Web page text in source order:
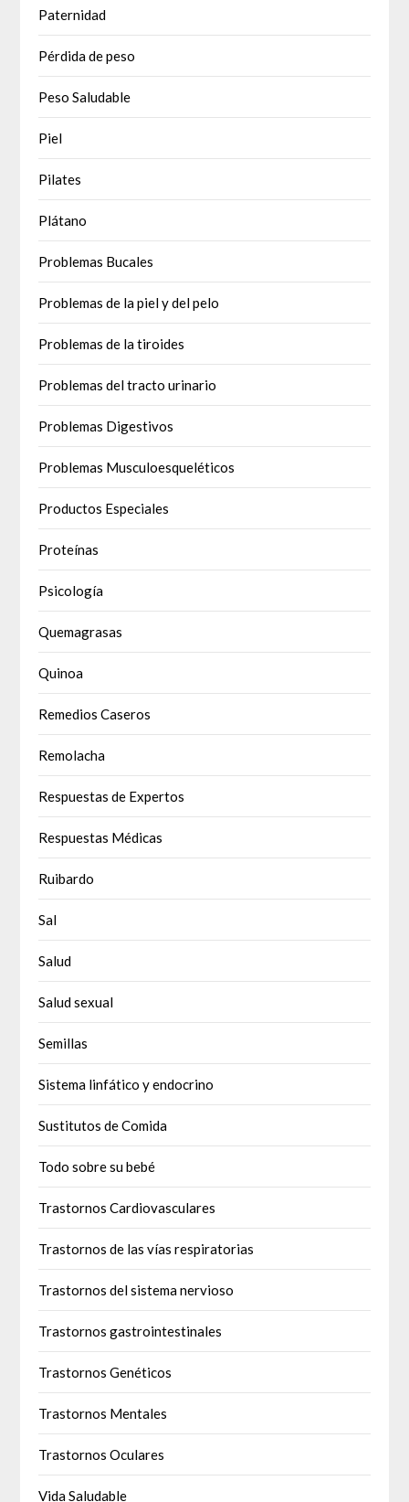
Paternidad
Pérdida de peso
Peso Saludable
Piel
Pilates
Plátano
Problemas Bucales
Problemas de la piel y del pelo
Problemas de la tiroides
Problemas del tracto urinario
Problemas Digestivos
Problemas Musculoesqueléticos
Productos Especiales
Proteínas
Psicología
Quemagrasas
Quinoa
Remedios Caseros
Remolacha
Respuestas de Expertos
Respuestas Médicas
Ruibardo
Sal
Salud
Salud sexual
Semillas
Sistema linfático y endocrino
Sustitutos de Comida
Todo sobre su bebé
Trastornos Cardiovasculares
Trastornos de las vías respiratorias
Trastornos del sistema nervioso
Trastornos gastrointestinales
Trastornos Genéticos
Trastornos Mentales
Trastornos Oculares
Vida Saludable